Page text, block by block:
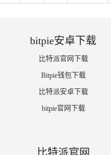
bitpie安卓下载
比特派官网下载
Bitpie钱包下载
比特派安卓下载
bitpie官网下载
比特派官网